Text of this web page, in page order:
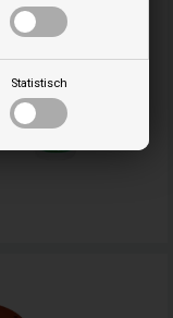
Statistisch